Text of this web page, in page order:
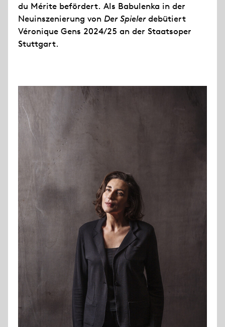
du Mérite befördert. Als Babulenka in der
Neuinszenierung von Der Spielerdebütiert
Véronique Gens 2024/25 an der Staatsoper
Stuttgart.